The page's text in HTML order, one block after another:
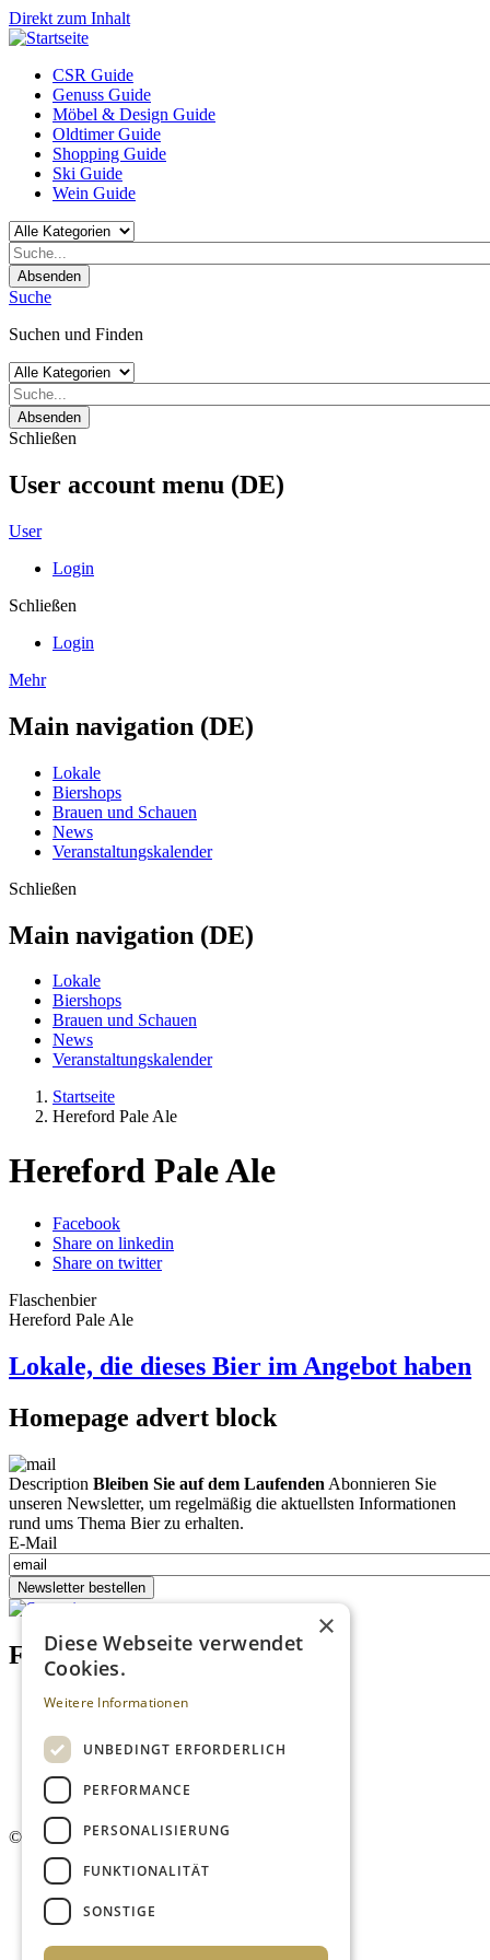
Direkt zum Inhalt
CSR Guide
Genuss Guide
Möbel & Design Guide
Oldtimer Guide
Shopping Guide
Ski Guide
Wein Guide
Absenden
Suche
Suchen und Finden
Absenden
Schließen
User account menu (DE)
User
Login
Schließen
Login
Mehr
Main navigation (DE)
Lokale
Biershops
Brauen und Schauen
News
Veranstaltungskalender
Schließen
Main navigation (DE)
Lokale
Biershops
Brauen und Schauen
News
Veranstaltungskalender
Startseite
Hereford Pale Ale
Hereford Pale Ale
Facebook
Share on linkedin
Share on twitter
Flaschenbier
Hereford Pale Ale
Lokale, die dieses Bier im Angebot haben
Homepage advert block
Description Bleiben Sie auf dem Laufenden Abonnieren Sie
unseren Newsletter, um regelmäßig die aktuellsten Informationen
rund ums Thema Bier zu erhalten.
E-Mail
Newsletter bestellen
Footer menu (DE)
Datenschutzrichtlinien
Kontakt
Mediadaten
AGB
Newsletter
© 2026. Alle Rechte vorbehalten.
×
Diese Webseite verwendet
Cookies.
Weitere Informationen
UNBEDINGT ERFORDERLICH
PERFORMANCE
PERSONALISIERUNG
FUNKTIONALITÄT
SONSTIGE